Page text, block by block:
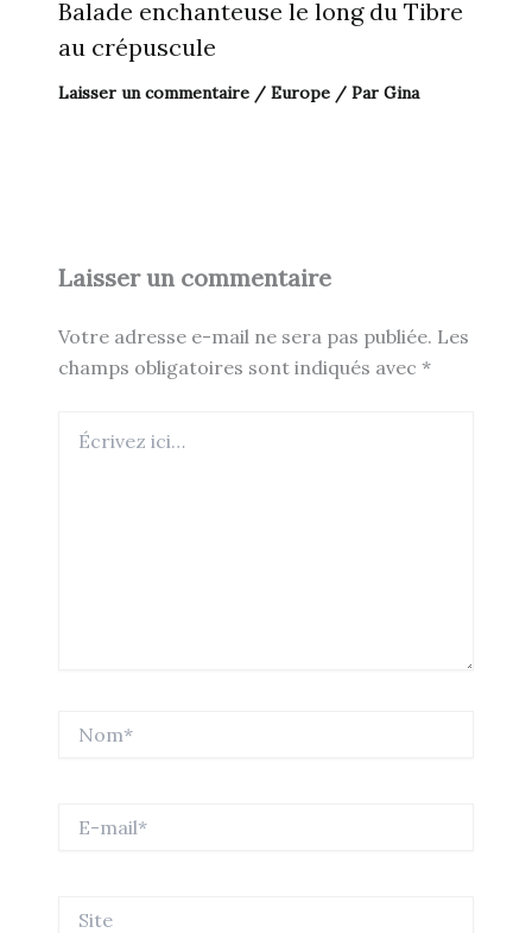
Balade enchanteuse le long du Tibre
au crépuscule
Laisser un commentaire / Europe/ Par Gina
Laisser un commentaire
Votre adresse e-mail ne sera pas publiée. Les
champs obligatoires sont indiqués avec *
ici…
mail*